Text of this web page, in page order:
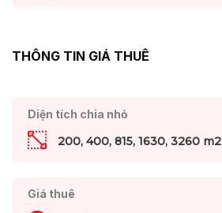
THÔNG TIN GIÁ THUÊ
Diện tích chia nhỏ
200, 400, 815, 1630, 3260 m2
Giá thuê